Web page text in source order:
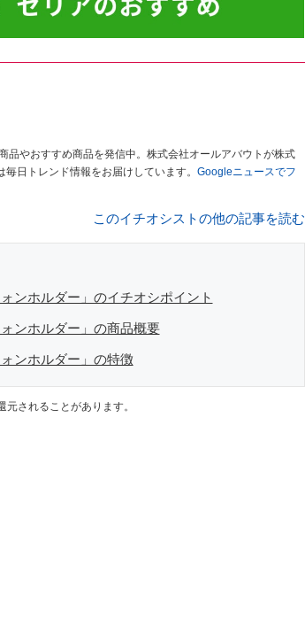
品やおすすめ商品を発信中。株式会社オールアバウトが株式
日トレンド情報をお届けしています。 Googleニュースでフ
このイチオシストの他の記事を読む
ンホルダー」のイチオシポイント
ンホルダー」の商品概要
ンホルダー」の特徴
されることがあります。